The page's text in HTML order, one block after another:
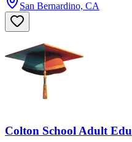
San Bernardino, CA
Colton School Adult Edu